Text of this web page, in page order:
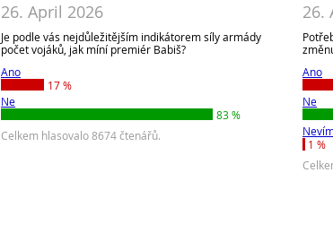
26. April 2026
Je podle vás nejdůležitějším indikátorem síly armády
počet vojáků, jak míní premiér Babiš?
Ano
17 %
Ne
83 %
Celkem hlasovalo 8674 čtenářů.
26.
Ano
Ne
1 %